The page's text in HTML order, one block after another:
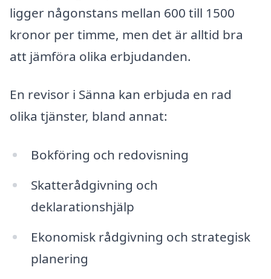
ligger någonstans mellan 600 till 1500
kronor per timme, men det är alltid bra
att jämföra olika erbjudanden.
En revisor i Sänna kan erbjuda en rad
olika tjänster, bland annat:
Bokföring och redovisning
Skatterådgivning och
deklarationshjälp
Ekonomisk rådgivning och strategisk
planering